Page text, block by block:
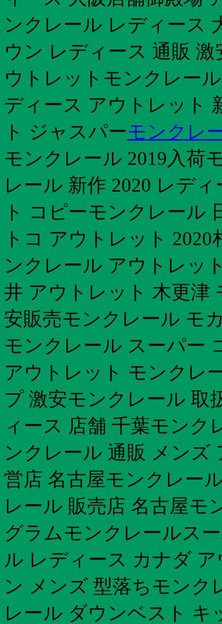
ンクレール レディース
ウン レディース 通販
ウトレットモンクレー
ディース アウトレット
ト ジャスパーモンクレ
モンクレール 2019入荷
レール 新作 2020 レデ
ト コピーモンクレール
トコ アウトレット
ンクレール アウトレッ
井 アウトレット 木更津
安販売モンクレール モ
モンクレール スーパー
アウトレット モンクレ
プ 激安モンクレール 取
ィース 店舗 千葉モンク
ンクレール 通販 メンズ
営店 名古屋モンクレー
レール 販売店 名古屋モ
グラムモンクレールス
ル レディース カナダ
ン メンズ 型落ちモンク
レール ダウンベスト